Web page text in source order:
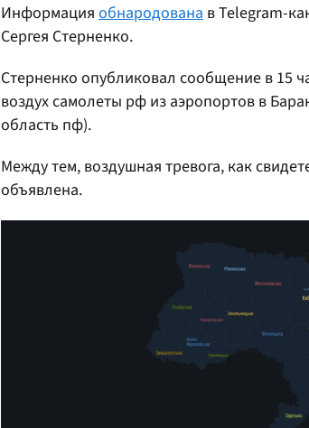
Информация обнародована в Telegram-
Сергея Стерненко.
Стерненко опубликовал сообщение в 15
воздух самолеты рф из аэропортов в
область пф).
Между тем, воздушная тревога, как
объявлена.